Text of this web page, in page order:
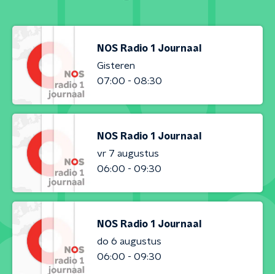
NOS Radio 1 Journaal
Gisteren
07:00 - 08:30
NOS Radio 1 Journaal
vr 7 augustus
06:00 - 09:30
NOS Radio 1 Journaal
do 6 augustus
06:00 - 09:30